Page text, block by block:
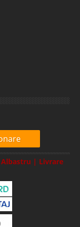
Albastru | Livrare